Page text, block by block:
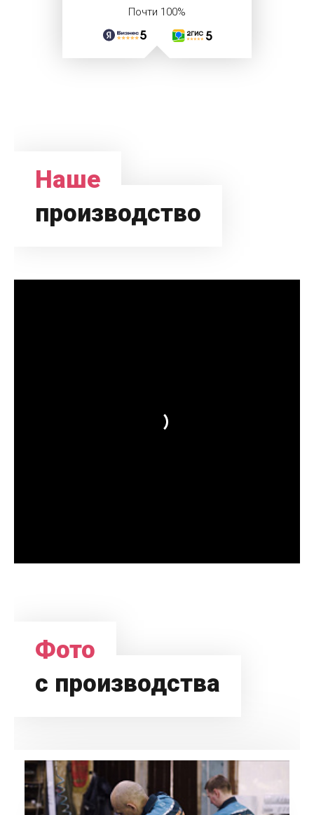
Почти 100%
Наше
производство
Фото
с производства